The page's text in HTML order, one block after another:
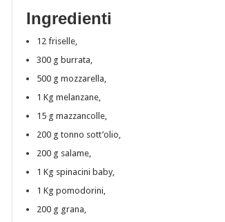
Ingredienti
12 friselle,
300 g burrata,
500 g mozzarella,
1 Kg melanzane,
15 g mazzancolle,
200 g tonno sott’olio,
200 g salame,
1 Kg spinacini baby,
1 Kg pomodorini,
200 g grana,